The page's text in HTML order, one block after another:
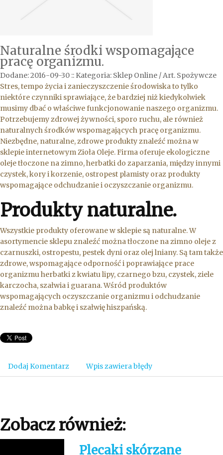
Naturalne środki wspomagające
pracę organizmu.
Dodane: 2016-09-30 :: Kategoria: Sklep Online / Art. Spożywcze
Stres, tempo życia i zanieczyszczenie środowiska to tylko
niektóre czynniki sprawiające, że bardziej niż kiedykolwiek
musimy dbać o właściwe funkcjonowanie naszego organizmu.
Potrzebujemy zdrowej żywności, sporo ruchu, ale również
naturalnych środków wspomagających pracę organizmu.
Niezbędne, naturalne, zdrowe produkty znaleźć można w
sklepie internetowym Zioła Oleje. Firma oferuje ekologiczne
oleje tłoczone na zimno, herbatki do zaparzania, między innymi
czystek, kory i korzenie, ostropest plamisty oraz produkty
wspomagające odchudzanie i oczyszczanie organizmu.
Produkty naturalne.
Wszystkie produkty oferowane w sklepie są naturalne. W
asortymencie sklepu znaleźć można tłoczone na zimno oleje z
czarnuszki, ostropestu, pestek dyni oraz olej lniany. Są tam także
zdrowe, wspomagające odporność i poprawiające prace
organizmu herbatki z kwiatu lipy, czarnego bzu, czystek, ziele
karczocha, szałwia i guarana. Wśród produktów
wspomagających oczyszczanie organizmu i odchudzanie
znaleźć można babkę i szałwię hiszpańską.
Dodaj Komentarz Wpis zawiera błędy
Zobacz również:
Plecaki skórzane